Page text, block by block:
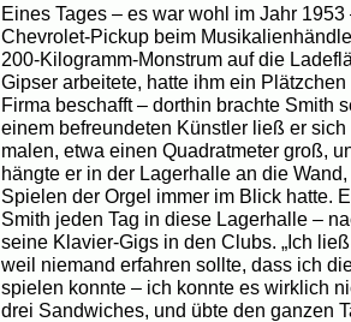
Eines Tages – es war wohl im Jahr
Chevrolet-Pickup beim
200-Kilogramm-Monstrum auf die
Gipser arbeitete, hatte ihm ein
Firma beschafft – dorthin brachte Smith
einem befreundeten Künstler ließ er
malen, etwa einen Quadratmeter groß,
hängte er in der Lagerhalle an die
Spielen der Orgel immer im Blick hatte.
Smith jeden Tag in diese Lagerhalle –
seine Klavier-Gigs in den Clubs. „Ich
weil niemand erfahren sollte, dass ich
spielen konnte – ich konnte es wirklich
drei Sandwiches, und übte den ganzen